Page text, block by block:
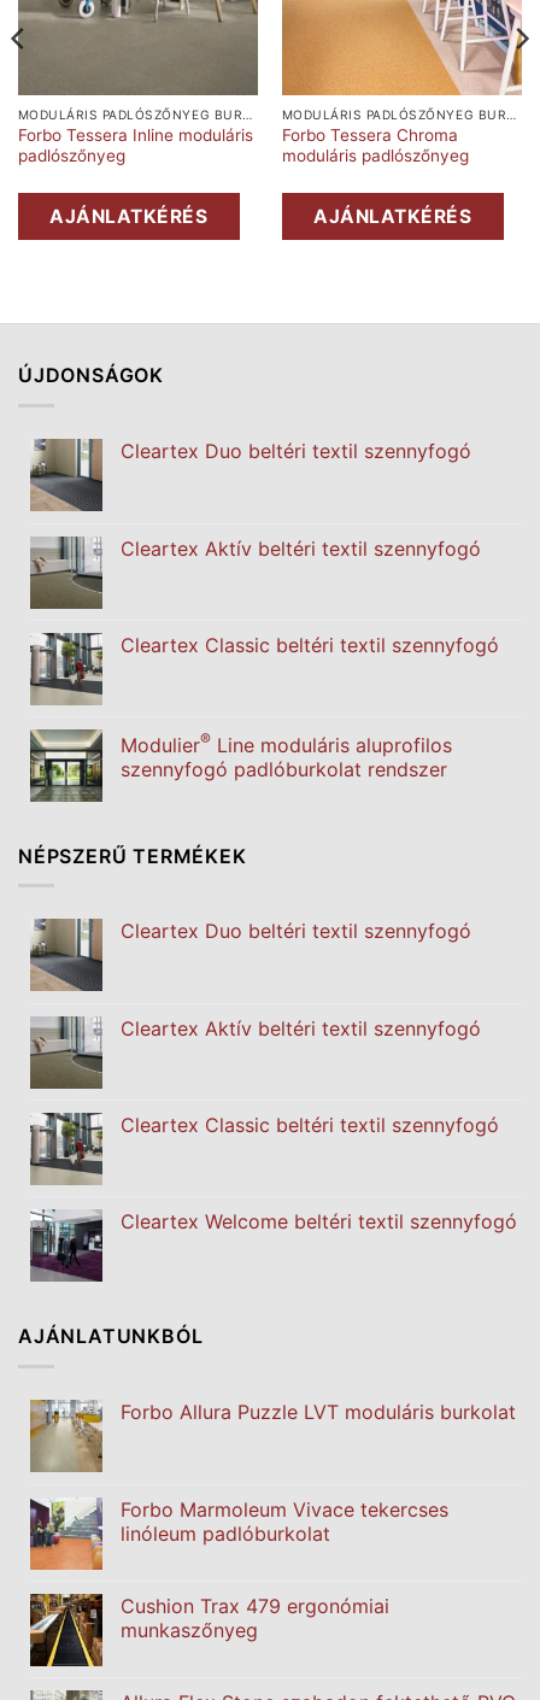
MODULÁRIS PADLÓSZŐNYEG BURKOLAT
Forbo Tessera Inline moduláris
padlószőnyeg
AJÁNLATKÉRÉS
MODULÁRIS PADLÓSZŐNYEG BURKOLAT
Forbo Tessera Chroma
moduláris padlószőnyeg
AJÁNLATKÉRÉS
ÚJDONSÁGOK
Cleartex Duo beltéri textil szennyfogó
Cleartex Aktív beltéri textil szennyfogó
Cleartex Classic beltéri textil szennyfogó
Modulier® Line moduláris aluprofilos
szennyfogó padlóburkolat rendszer
NÉPSZERŰ TERMÉKEK
Cleartex Duo beltéri textil szennyfogó
Cleartex Aktív beltéri textil szennyfogó
Cleartex Classic beltéri textil szennyfogó
Cleartex Welcome beltéri textil szennyfogó
AJÁNLATUNKBÓL
Forbo Allura Puzzle LVT moduláris burkolat
Forbo Marmoleum Vivace tekercses
linóleum padlóburkolat
Cushion Trax 479 ergonómiai
munkaszőnyeg